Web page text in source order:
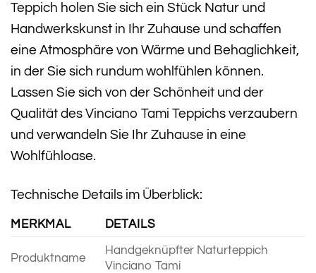
Teppich holen Sie sich ein Stück Natur und
Handwerkskunst in Ihr Zuhause und schaffen
eine Atmosphäre von Wärme und Behaglichkeit,
in der Sie sich rundum wohlfühlen können.
Lassen Sie sich von der Schönheit und der
Qualität des Vinciano Tami Teppichs verzaubern
und verwandeln Sie Ihr Zuhause in eine
Wohlfühloase.
Technische Details im Überblick:
MERKMAL DETAILS
Produktname
Handgeknüpfter Naturteppich
Vinciano Tami